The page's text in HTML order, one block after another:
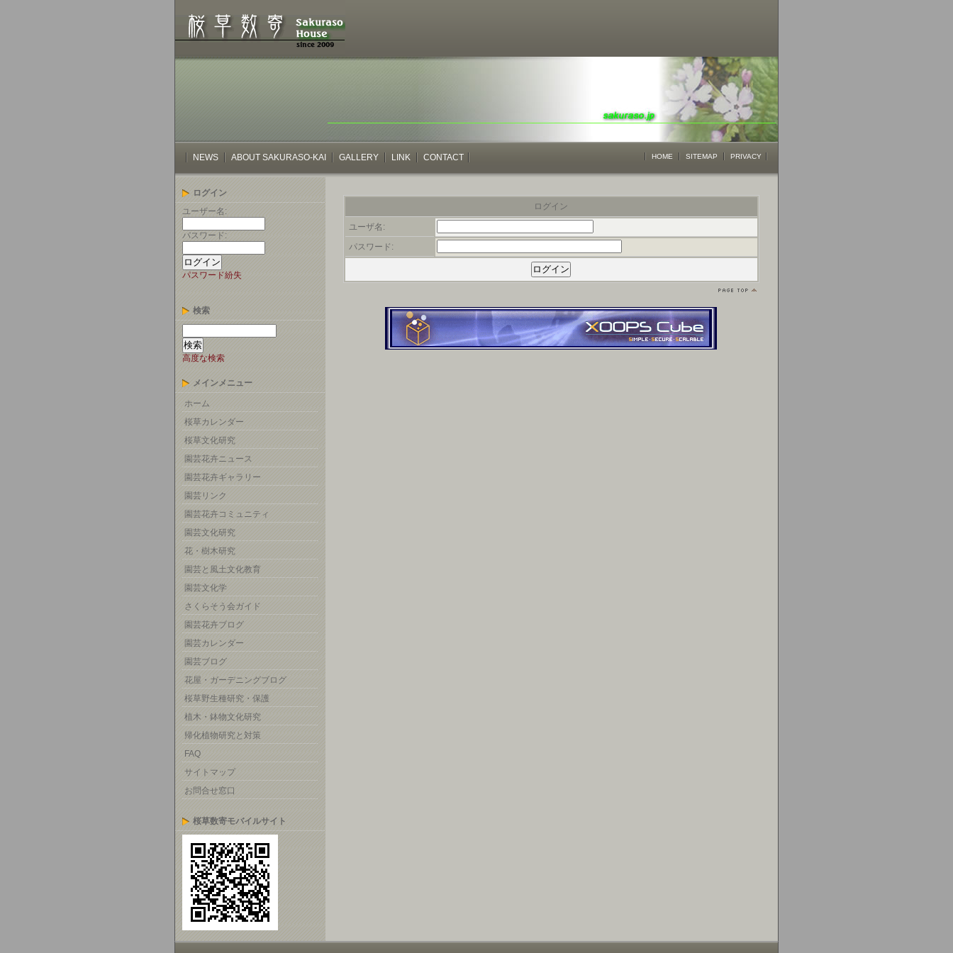
NEWS ABOUT SAKURASO-KAI GALLERY LINK CONTACT HOME SITEMAP PRIVACY
ログイン
ユーザー名:
パスワード:
パスワード紛失
検索
高度な検索
メインメニュー
ホーム
桜草カレンダー
桜草文化研究
園芸花卉ニュース
園芸花卉ギャラリー
園芸リンク
園芸花卉コミュニティ
園芸文化研究
花・樹木研究
園芸と風土文化教育
園芸文化学
さくらそう会ガイド
園芸花卉ブログ
園芸カレンダー
園芸ブログ
花屋・ガーデニングブログ
桜草野生種研究・保護
植木・鉢物文化研究
帰化植物研究と対策
FAQ
サイトマップ
お問合せ窓口
桜草数寄モバイルサイト
ログイン
ユーザ名:
パスワード: